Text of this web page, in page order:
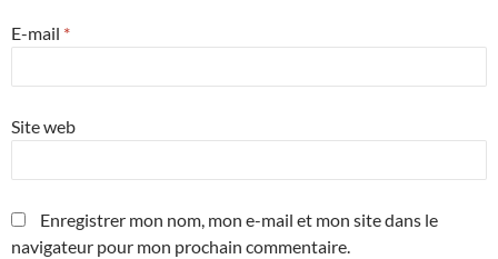
E-mail *
Site web
Enregistrer mon nom, mon e-mail et mon site dans le
navigateur pour mon prochain commentaire.